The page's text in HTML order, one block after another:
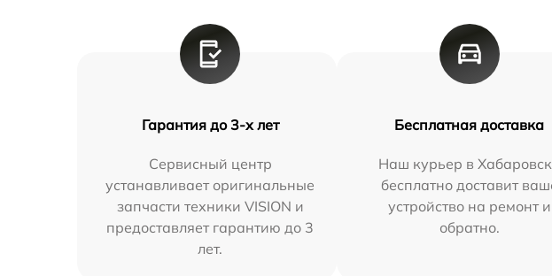
Гарантия до 3-х лет
Сервисный центр
устанавливает оригинальные
запчасти техники VISION и
предоставляет гарантию до 3
лет.
Бесплатная доставка
Наш курьер в
бесплатно доставит
устройство на ремонт и
обратно.